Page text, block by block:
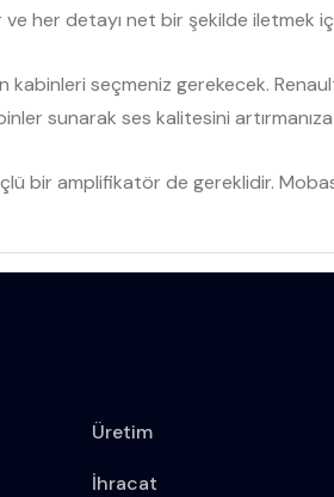
her detayı net bir şekilde iletmek
seçmeniz gerekecek.
sunarak ses kalitesini artırmanıza
bir amplifikatör de gereklidir.
Üretim
İhracat